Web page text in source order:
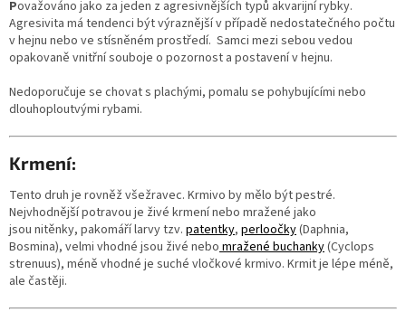
Považováno jako za jeden z agresivnějších typů akvarijní rybky.
Agresivita má tendenci být výraznější v případě nedostatečného počtu
v hejnu nebo ve stísněném prostředí. Samci mezi sebou vedou
opakovaně vnitřní souboje o pozornost a postavení v hejnu.
Nedoporučuje se chovat s plachými, pomalu se pohybujícími nebo
dlouhoploutvými rybami.
Krmení:
Tento druh je rovněž všežravec. Krmivo by mělo být pestré.
Nejvhodnější potravou je živé krmení nebo mražené jako
jsou nitěnky, pakomáří larvy tzv. patentky, perloočky(Daphnia,
Bosmina), velmi vhodné jsou živé nebomražené buchanky(Cyclops
strenuus), méně vhodné je suché vločkové krmivo. Krmit je lépe méně,
ale častěji.